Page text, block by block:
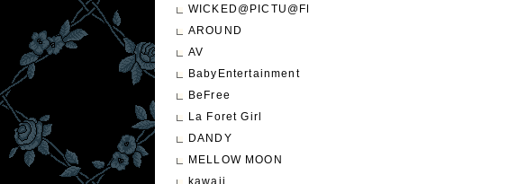
WICKED@PICTU@FEATURE
AROUND
AV
BabyEntertainment
BeFree
La Foret Girl
DANDY
MELLOW MOON
kawaii